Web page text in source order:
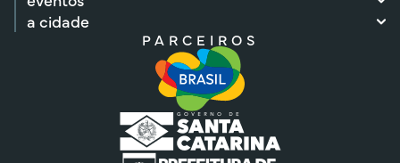
a cidade
PARCEIROS